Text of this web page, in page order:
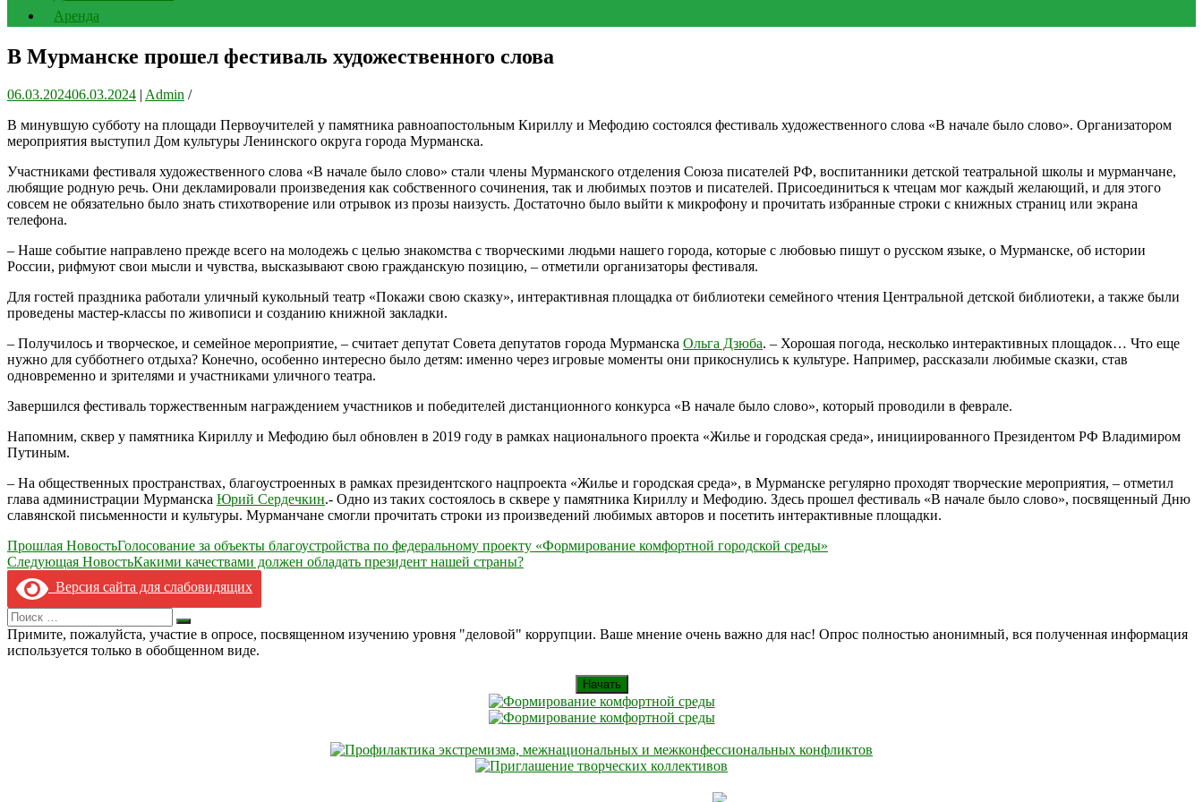
Аренда
В Мурманске прошел фестиваль художественного слова
06.03.202406.03.2024 | Admin /
В минувшую субботу на площади Первоучителей у памятника равноапостольным Кириллу и Мефодию состоялся фестиваль художественного слова «В начале было слово». Организатором
мероприятия выступил Дом культуры Ленинского округа города Мурманска.
Участниками фестиваля художественного слова «В начале было слово» стали члены Мурманского отделения Союза писателей РФ, воспитанники детской театральной школы и мурманчане,
любящие родную речь. Они декламировали произведения как собственного сочинения, так и любимых поэтов и писателей. Присоединиться к чтецам мог каждый желающий, и для этого
совсем не обязательно было знать стихотворение или отрывок из прозы наизусть. Достаточно было выйти к микрофону и прочитать избранные строки с книжных страниц или экрана
телефона.
– Наше событие направлено прежде всего на молодежь с целью знакомства с творческими людьми нашего города, которые с любовью пишут о русском языке, о Мурманске, об истории
России, рифмуют свои мысли и чувства, высказывают свою гражданскую позицию, – отметили организаторы фестиваля.
Для гостей праздника работали уличный кукольный театр «Покажи свою сказку», интерактивная площадка от библиотеки семейного чтения Центральной детской библиотеки, а также были
проведены мастер-классы по живописи и созданию книжной закладки.
– Получилось и творческое, и семейное мероприятие, – считает депутат Совета депутатов города Мурманска Ольга Дзюба. – Хорошая погода, несколько интерактивных площадок… Что еще
нужно для субботнего отдыха? Конечно, особенно интересно было детям: именно через игровые моменты они прикоснулись к культуре. Например, рассказали любимые сказки, став
одновременно и зрителями и участниками уличного театра.
Завершился фестиваль торжественным награждением участников и победителей дистанционного конкурса «В начале было слово», который проводили в феврале.
Напомним, сквер у памятника Кириллу и Мефодию был обновлен в 2019 году в рамках национального проекта «Жилье и городская среда», инициированного Президентом РФ Владимиром
Путиным.
– На общественных пространствах, благоустроенных в рамках президентского нацпроекта «Жилье и городская среда», в Мурманске регулярно проходят творческие мероприятия, – отметил
глава администрации Мурманска Юрий Сердечкин.- Одно из таких состоялось в сквере у памятника Кириллу и Мефодию. Здесь прошел фестиваль «В начале было слово», посвященный Дню
славянской письменности и культуры. Мурманчане смогли прочитать строки из произведений любимых авторов и посетить интерактивные площадки.
Навигация
по
записям
Прошлая НовостьГолосование за объекты благоустройства по федеральному проекту «Формирование комфортной городской среды»
Следующая НовостьКакими качествами должен обладать президент нашей страны?
Версия сайта для слабовидящих
Search
for:
Искать
Примите, пожалуйста, участие в опросе, посвященном изучению уровня "деловой" коррупции. Ваше мнение очень важно для нас! Опрос полностью анонимный, вся полученная информация
используется только в обобщенном виде.
Начать